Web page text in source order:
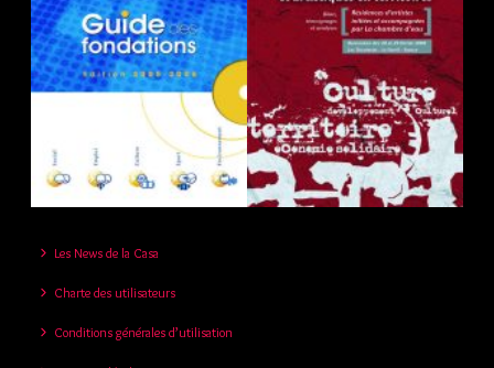
Les News de la Casa
Charte des utilisateurs
Conditions générales d’utilisation